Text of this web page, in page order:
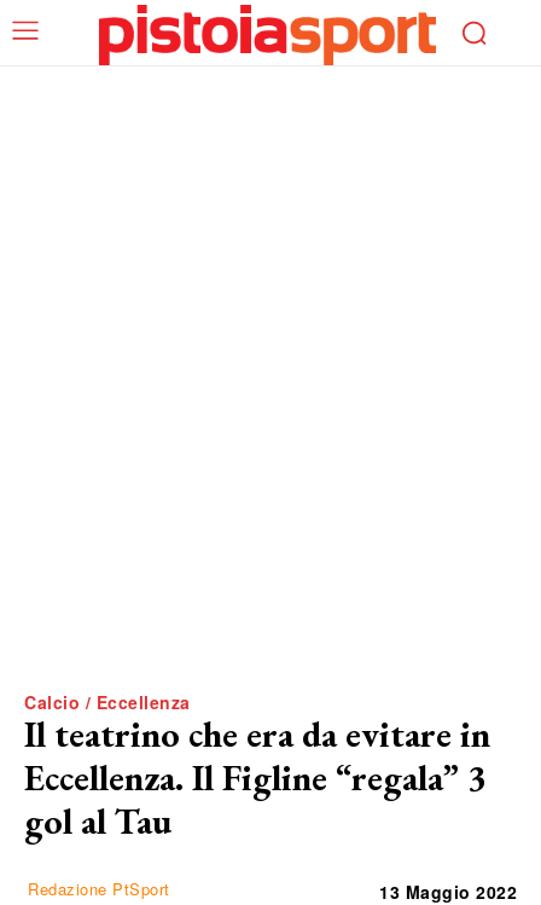
Calcio / Eccellenza
Il teatrino che era da evitare in
Eccellenza. Il Figline “regala” 3
gol al Tau
Redazione PtSport 13 Maggio 2022